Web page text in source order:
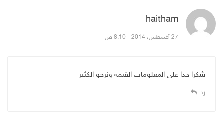
haitham
27 أغسطس، 2014 - 8:10 ص
شكرا جدا على المعلومات القيمة ونرجو الكثير
رد